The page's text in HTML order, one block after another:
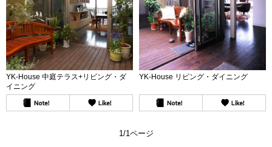
YK-House 中庭テラス+リビング・ダ
イニング
YK-House リビング・ダイニング
1/1ページ